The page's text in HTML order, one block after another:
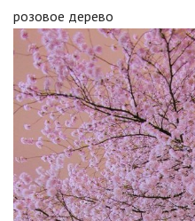
розовое дерево